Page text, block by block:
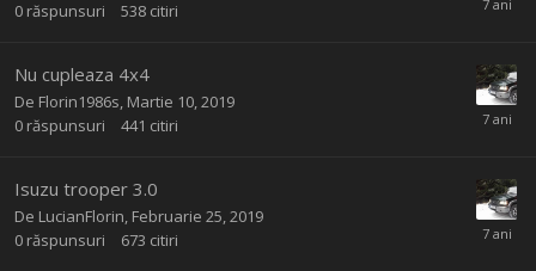
0 răspunsuri 538 citiri
Nu cupleaza 4x4
De Florin1986s Martie 10, 2019
0 răspunsuri 441 citiri
Isuzu trooper 3.0
De LucianFlorin Februarie 25, 2019
0 răspunsuri 673 citiri